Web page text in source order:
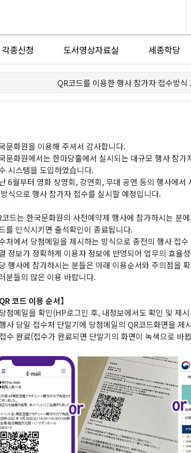
각종신청 도서영상자료실 세종학당
QR코드를 이용한 행사 참가자 접수방식
문화원을 이용해 주셔서 감사합니다.
문화원에서는 한마당홀에서 실시되는 대규모 행사 참
시스템을 도입하였습니다.
6월부터 영화 상영회, 강연회, 무대 공연 등의 행사에
식으로 행사 참가자 접수를 실시할 예정입니다.
코드는 한국문화원의 사전예약제 행사에 참가하시는 분
를 인식시키면 출석확인이 종료됩니다.
처에서 당첨메일을 제시하는 방식으로 종전의 행사 접
정보가 정확하게 이용자 정보에 반영되어 업무의 효율
행사에 참가하시는 분들은 아래 이용순서와 주의점을
분들의 많은 이용 바랍니다.
코드 이용 순서】
첨메일을 확인(HP로그인 후, 내정보에서도 확인 및 제
사 당일 접수처 단말기에 당첨메일의 QR코드화면을 제
수 완료(접수가 완료되면 단말기의 화면이 녹색으로 바